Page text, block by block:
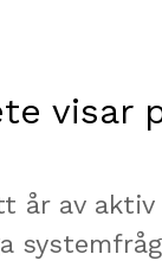
visar
år av aktiv